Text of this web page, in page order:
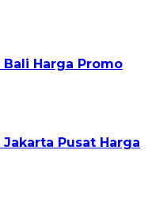
Bali Harga Promo
Jakarta Pusat Harga